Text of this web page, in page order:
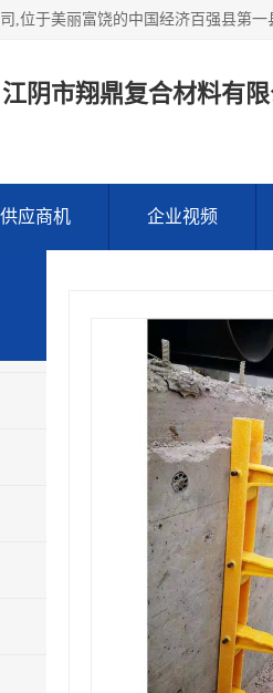
江阴市翔鼎复合材料有限
供应商机 企业视频